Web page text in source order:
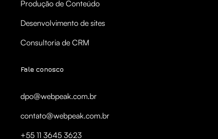
Produção de Conteúdo
Desenvolvimento de sites
Consultoria de CRM
Fale conosco
dpo@webpeak.com.br
contato@webpeak.com.br
+55 11 3645 3623